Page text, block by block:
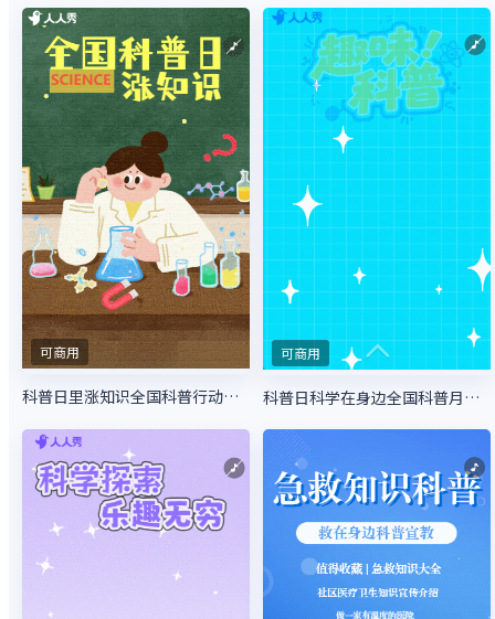
可商用
科普日里涨知识全国科普行动科普月活动
可商用
科普日科学在身边全国科普月活动宣传科普行动